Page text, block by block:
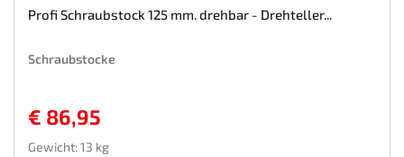
Profi Schraubstock 125 mm. drehbar - Drehteller...
Schraubstocke
€ 86,95
Gewicht: 13 kg